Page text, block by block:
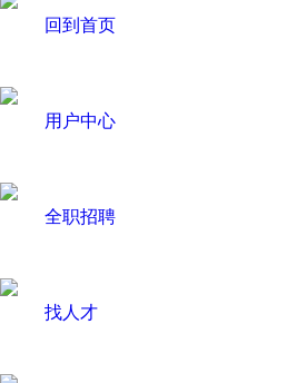
回到首页
用户中心
全职招聘
找人才